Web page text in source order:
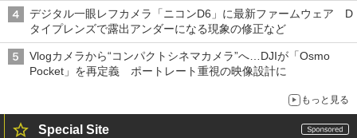
デジタル一眼レフカメラ「ニコンD6」に最新ファームウェア D
タイプレンズで露出アンダーになる現象の修正など
Vlogカメラから“コンパクトシネマカメラ”へ…DJIが「Osmo
Pocket」を再定義 ポートレート重視の映像設計に
もっと見る
Special Site